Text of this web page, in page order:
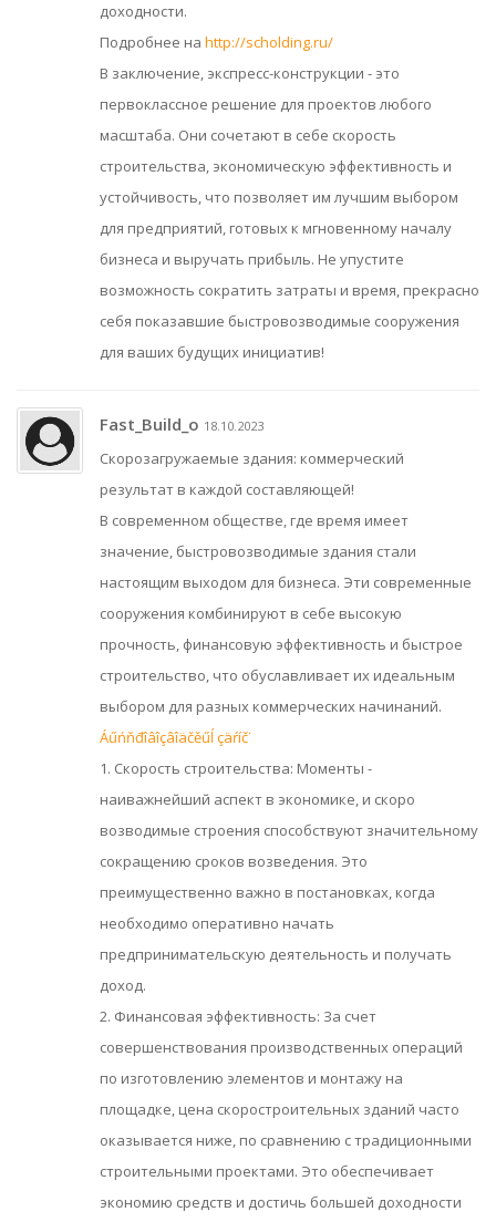
доходности.
Подробнее на http://scholding.ru/
В заключение, экспресс-конструкции - это
первоклассное решение для проектов любого
масштаба. Они сочетают в себе скорость
строительства, экономическую эффективность и
устойчивость, что позволяет им лучшим выбором
для предприятий, готовых к мгновенному началу
бизнеса и выручать прибыль. Не упустите
возможность сократить затраты и время, прекрасно
себя показавшие быстровозводимые сооружения
для ваших будущих инициатив!
Fast_Build_o 18.10.2023
Скорозагружаемые здания: коммерческий
результат в каждой составляющей!
В современном обществе, где время имеет
значение, быстровозводимые здания стали
настоящим выходом для бизнеса. Эти современные
сооружения комбинируют в себе высокую
прочность, финансовую эффективность и быстрое
строительство, что обуславливает их идеальным
выбором для разных коммерческих начинаний.
Áűńňđîâîçâîäčěűĺ çäŕíč˙
1. Скорость строительства: Моменты -
наиважнейший аспект в экономике, и скоро
возводимые строения способствуют значительному
сокращению сроков возведения. Это
преимущественно важно в постановках, когда
необходимо оперативно начать
предпринимательскую деятельность и получать
доход.
2. Финансовая эффективность: За счет
совершенствования производственных операций
по изготовлению элементов и монтажу на
площадке, цена скоростроительных зданий часто
оказывается ниже, по сравнению с традиционными
строительными проектами. Это обеспечивает
экономию средств и достичь большей доходности